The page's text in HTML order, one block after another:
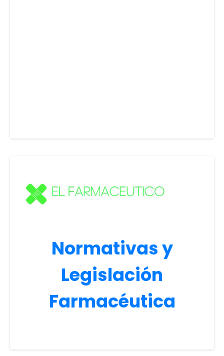
Normativas y
Legislación
Farmacéutica